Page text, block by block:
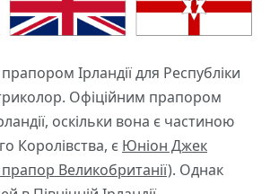
Ірландії для Республіки
Офіційним прапором
оскільки вона є частиною
Королівства, є Юніон Джек
Великобританії). Однак